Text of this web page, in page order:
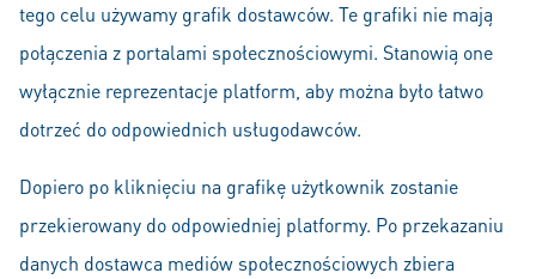
tego celu używamy grafik dostawców. Te grafiki nie mają
połączenia z portalami społecznościowymi. Stanowią one
wyłącznie reprezentacje platform, aby można było łatwo
dotrzeć do odpowiednich usługodawców.
Dopiero po kliknięciu na grafikę użytkownik zostanie
przekierowany do odpowiedniej platformy. Po przekazaniu
danych dostawca mediów społecznościowych zbiera